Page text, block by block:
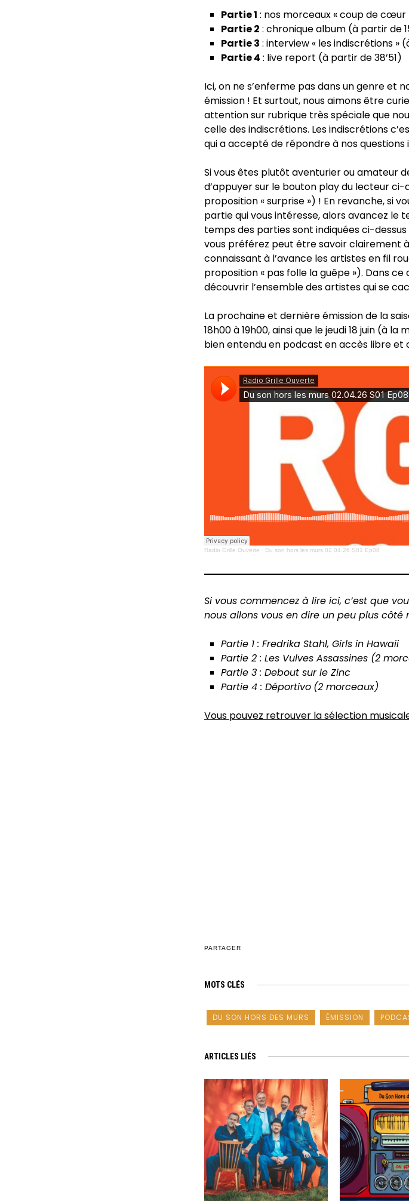
Partie 1 : nos morceaux « coup de cœur
Partie 2 : chronique album (à partir de
Partie 3 : interview « les indiscrétions »
Partie 4 : live report (à partir de 38’51)
Ici, on ne s’enferme pas dans un genre et
émission ! Et surtout, nous aimons être
attention sur rubrique très spéciale que
celle des indiscrétions. Les indiscrétions
qui a accepté de répondre à nos questions
Si vous êtes plutôt aventurier ou amateur
d’appuyer sur le bouton play du lecteur
proposition « surprise ») ! En revanche, si
partie qui vous intéresse, alors avancez le
temps des parties sont indiquées ci-
vous préférez peut être savoir clairement
connaissant à l’avance les artistes en fil
proposition « pas folle la guêpe »). Dans
découvrir l’ensemble des artistes qui se
La prochaine et dernière émission de la
18h00 à 19h00, ainsi que le jeudi 18 juin (à
bien entendu en podcast en accès libre et
Radio Grille Ouverte · Du son hors les murs 02.04.26 S01 Ep08
Si vous commencez à lire ici, c’est que
nous allons vous en dire un peu plus côté
Partie 1 : Fredrika Stahl, Girls in Hawaii
Partie 2 : Les Vulves Assassines (2
Partie 3 : Debout sur le Zinc
Partie 4 : Déportivo (2 morceaux)
Vous pouvez retrouver la sélection
PARTAGER
MOTS CLÉS
DU SON HORS DES MURS ÉMISSION
ARTICLES LIÉS